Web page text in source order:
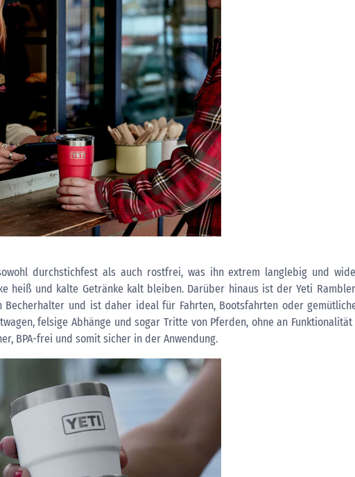
durchstichfest als auch rostfrei, was ihn extrem langlebig und
heiß und kalte Getränke kalt bleiben. Darüber hinaus ist der Yeti
und ist daher ideal für Fahrten, Bootsfahrten oder
felsige Abhänge und sogar Tritte von Pferden, ohne an
BPA-frei und somit sicher in der Anwendung.